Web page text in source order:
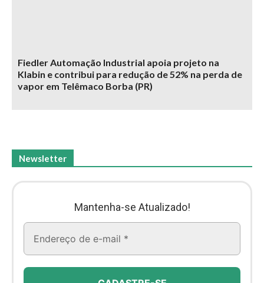
Fiedler Automação Industrial apoia projeto na
Klabin e contribui para redução de 52% na perda de
vapor em Telêmaco Borba (PR)
Newsletter
Mantenha-se Atualizado!